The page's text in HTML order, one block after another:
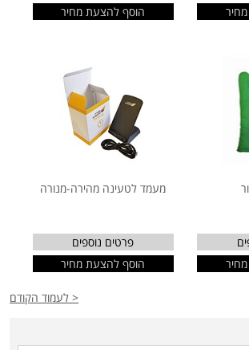
הוסף להצעת מחיר
מעמד לטעינה מהירה-מנורה
פרטים נוספים
הוסף להצעת מחיר
< לעמוד הקודם